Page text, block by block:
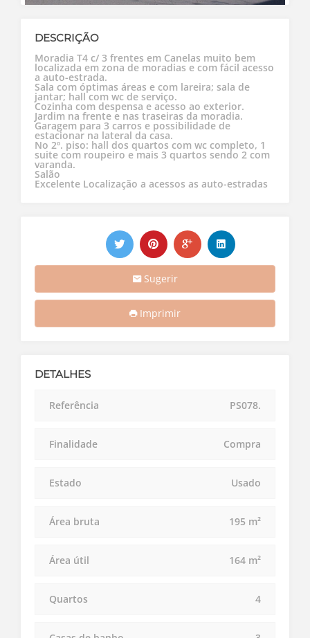
DESCRIÇÃO
Moradia T4 c/ 3 frentes em Canelas muito bem
localizada em zona de moradias e com fácil acesso
a auto-estrada.
Sala com óptimas áreas e com lareira; sala de
jantar; hall com wc de serviço.
Cozinha com despensa e acesso ao exterior.
Jardim na frente e nas traseiras da moradia.
Garagem para 3 carros e possibilidade de
estacionar na lateral da casa.
No 2º. piso: hall dos quartos com wc completo, 1
suite com roupeiro e mais 3 quartos sendo 2 com
varanda.
Salão
Excelente Localização a acessos as auto-estradas
Sugerir
Imprimir
DETALHES
Referência PS078.
Finalidade Compra
Estado Usado
Área bruta 195 m²
Área útil 164 m²
Quartos 4